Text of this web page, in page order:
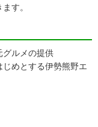
す。
グルメの提供
めとする伊勢熊野エ